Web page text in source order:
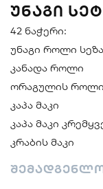
ᲣᲜᲐᲒᲘ
42 ნაჭერი:
უნაგი როლი
კანადა როლი
ორაგულის როლი
კაპა მაკი
კაპა მაკი
კრაბის მაკი